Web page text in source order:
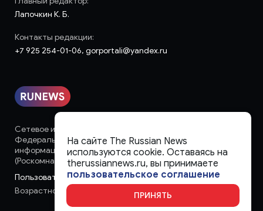
Сетевое издание «runews» (18+) зарегистрировано в
Федеральной службе по надзору в сфере связи,
информационных технологий и массовых коммуникаций
(Роскомнадзор)
Пользовательское соглашение
Возрастное ограничение:
Лапочкин К. Б.
Контакты редакции:
+7 925 254-01-06, gorportali@yandex.ru
На сайте The Russian News
используются cookie. Оставаясь на
therussiannews.ru, вы принимаете
пользовательское соглашение
ПРИНЯТЬ